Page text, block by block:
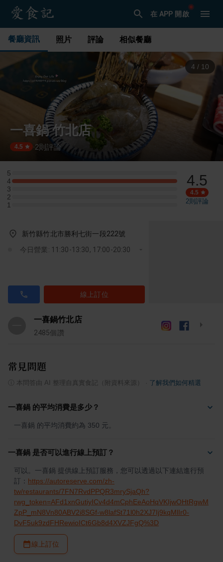
在 APP 開啟
餐廳資訊 照片 評論 相似餐廳
4 / 10
一喜鍋 竹北店
4.5 ·2 則評論
5
5 星：0 則評論
4
4 星：1 則評論
3
3 星：0 則評論
2
2 星：0 則評論
1
1 星：0 則評論
4.5
4.5
2則評論
新竹縣竹北市勝利七街一段222號
今日營業: 11:30-13:30, 17:00-20:30
線上訂位
一喜鍋竹北店
2485個讚
常見問題
本問答由 AI 整理自真實食記（附資料來源） 了解我們如何精選
一喜鍋 的平均消費是多少？
一喜鍋 的平均消費約為 350 元。
一喜鍋 是否可以進行線上預訂？
可以。一喜鍋 提供線上預訂服務，您可以透過以下連結進行預
訂： https://autoreserve.com/zh-
tw/restaurants/7FN7RvdPPQR3mrySjaQh?
rwg_token=AFd1xnGutiyICv4d4mCphEeAoHqVKIjwOHtRgwM
ZpP_mN8Vn80ABV2i8SGf-w8lafSt71l0h2XJ7Ij9kqMlIr0-
DvF5uk9zdFHRewioICt6Gb8d4XVZJFgQ%3D
線上訂位